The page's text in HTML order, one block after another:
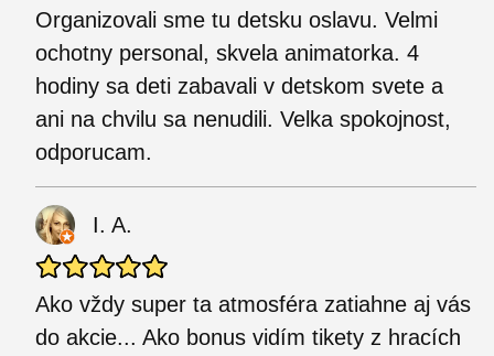
Organizovali sme tu detsku oslavu. Velmi
ochotny personal, skvela animatorka. 4
hodiny sa deti zabavali v detskom svete a
ani na chvilu sa nenudili. Velka spokojnost,
odporucam.
I. A.
Ako vždy super ta atmosféra zatiahne aj vás
do akcie... Ako bonus vidím tikety z hracích